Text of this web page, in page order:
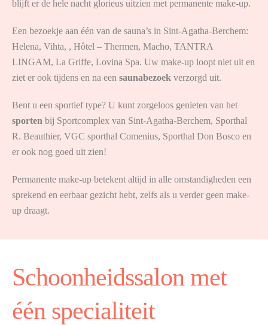
blijft er de hele nacht glorieus uitzien met permanente make-up.
Een bezoekje aan één van de sauna’s in Sint-Agatha-Berchem:
Helena, Vihta, , Hôtel – Thermen, Macho, TANTRA
LINGAM, La Griffe, Lovina Spa. Uw make-up loopt niet uit en
ziet er ook tijdens en na een saunabezoek verzorgd uit.
Bent u een sportief type? U kunt zorgeloos genieten van het
sporten bij Sportcomplex van Sint-Agatha-Berchem, Sporthal
R. Beauthier, VGC sporthal Comenius, Sporthal Don Bosco en
er ook nog goed uit zien!
Permanente make-up betekent altijd in alle omstandigheden een
sprekend en eerbaar gezicht hebt, zelfs als u verder geen make-
up draagt.
Schoonheidssalon met
één specialiteit